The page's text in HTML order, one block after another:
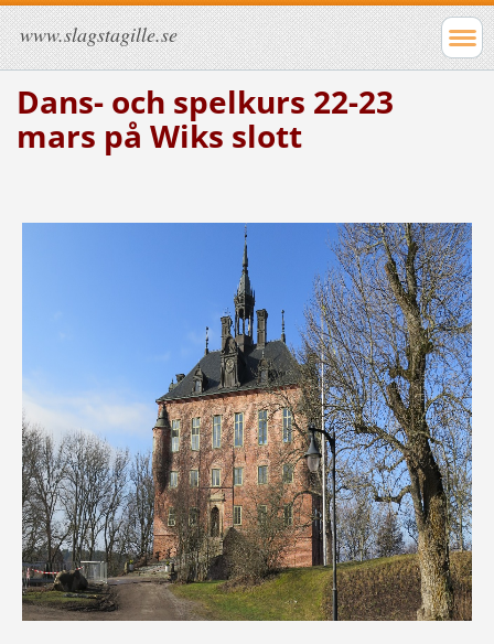
www.slagstagille.se
Dans- och spelkurs 22-23
mars på Wiks slott